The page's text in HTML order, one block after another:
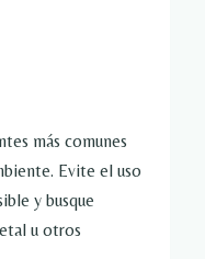
más comunes
Evite el uso
y busque
u otros